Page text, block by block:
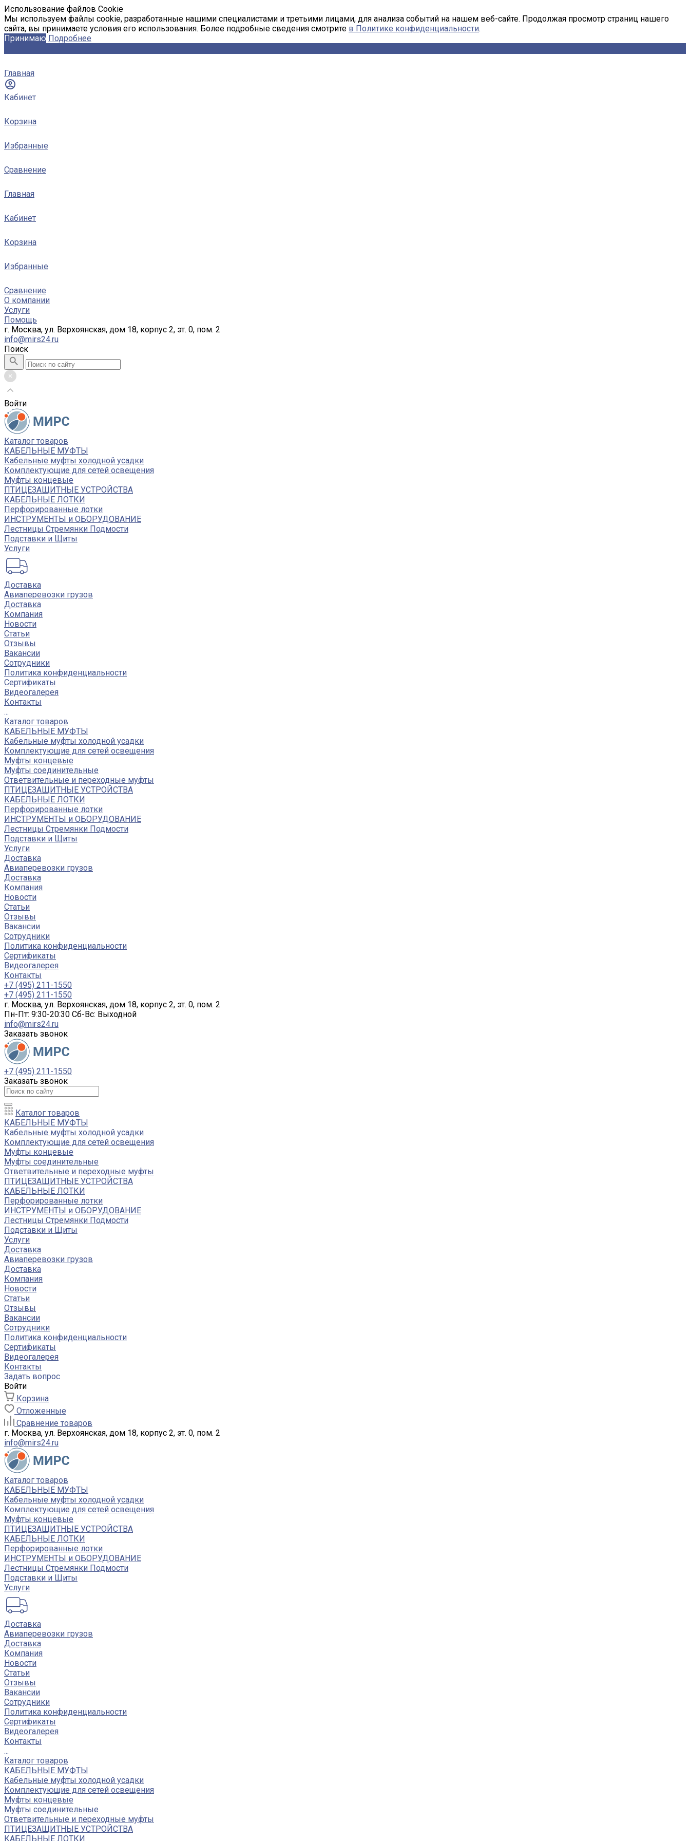
Использование файлов Cookie
Мы используем файлы cookie, разработанные нашими специалистами и третьими лицами, для анализа событий на нашем веб-сайте. Продолжая просмотр страниц нашего
сайта, вы принимаете условия его использования. Более подробные сведения смотрите в Политике конфиденциальности.
Принимаю Подробнее
Главная
Кабинет
Корзина
Избранные
Сравнение
Главная
Кабинет
Корзина
Избранные
Сравнение
О компании
Услуги
Помощь
г. Москва, ул. Верхоянская, дом 18, корпус 2, эт. 0, пом. 2
info@mirs24.ru
Поиск
Войти
Каталог товаров
КАБЕЛЬНЫЕ МУФТЫ
Кабельные муфты холодной усадки
Комплектующие для сетей освещения
Муфты концевые
ПТИЦЕЗАЩИТНЫЕ УСТРОЙСТВА
КАБЕЛЬНЫЕ ЛОТКИ
Перфорированные лотки
ИНСТРУМЕНТЫ и ОБОРУДОВАНИЕ
Лестницы Стремянки Подмости
Подставки и Щиты
Услуги
Доставка
Авиаперевозки грузов
Доставка
Компания
Новости
Статьи
Отзывы
Вакансии
Сотрудники
Политика конфиденциальности
Сертификаты
Видеогалерея
Контакты
...
Каталог товаров
КАБЕЛЬНЫЕ МУФТЫ
Кабельные муфты холодной усадки
Комплектующие для сетей освещения
Муфты концевые
Муфты соединительные
Ответвительные и переходные муфты
ПТИЦЕЗАЩИТНЫЕ УСТРОЙСТВА
КАБЕЛЬНЫЕ ЛОТКИ
Перфорированные лотки
ИНСТРУМЕНТЫ и ОБОРУДОВАНИЕ
Лестницы Стремянки Подмости
Подставки и Щиты
Услуги
Доставка
Авиаперевозки грузов
Доставка
Компания
Новости
Статьи
Отзывы
Вакансии
Сотрудники
Политика конфиденциальности
Сертификаты
Видеогалерея
Контакты
+7 (495) 211-1550
+7 (495) 211-1550
г. Москва, ул. Верхоянская, дом 18, корпус 2, эт. 0, пом. 2
Пн-Пт: 9:30-20:30 Cб-Вс: Выходной
info@mirs24.ru
Заказать звонок
+7 (495) 211-1550
Заказать звонок
Каталог товаров
КАБЕЛЬНЫЕ МУФТЫ
Кабельные муфты холодной усадки
Комплектующие для сетей освещения
Муфты концевые
Муфты соединительные
Ответвительные и переходные муфты
ПТИЦЕЗАЩИТНЫЕ УСТРОЙСТВА
КАБЕЛЬНЫЕ ЛОТКИ
Перфорированные лотки
ИНСТРУМЕНТЫ и ОБОРУДОВАНИЕ
Лестницы Стремянки Подмости
Подставки и Щиты
Услуги
Доставка
Авиаперевозки грузов
Доставка
Компания
Новости
Статьи
Отзывы
Вакансии
Сотрудники
Политика конфиденциальности
Сертификаты
Видеогалерея
Контакты
Задать вопрос
Войти
Корзина
Отложенные
Сравнение товаров
г. Москва, ул. Верхоянская, дом 18, корпус 2, эт. 0, пом. 2
info@mirs24.ru
Каталог товаров
КАБЕЛЬНЫЕ МУФТЫ
Кабельные муфты холодной усадки
Комплектующие для сетей освещения
Муфты концевые
ПТИЦЕЗАЩИТНЫЕ УСТРОЙСТВА
КАБЕЛЬНЫЕ ЛОТКИ
Перфорированные лотки
ИНСТРУМЕНТЫ и ОБОРУДОВАНИЕ
Лестницы Стремянки Подмости
Подставки и Щиты
Услуги
Доставка
Авиаперевозки грузов
Доставка
Компания
Новости
Статьи
Отзывы
Вакансии
Сотрудники
Политика конфиденциальности
Сертификаты
Видеогалерея
Контакты
...
Каталог товаров
КАБЕЛЬНЫЕ МУФТЫ
Кабельные муфты холодной усадки
Комплектующие для сетей освещения
Муфты концевые
Муфты соединительные
Ответвительные и переходные муфты
ПТИЦЕЗАЩИТНЫЕ УСТРОЙСТВА
КАБЕЛЬНЫЕ ЛОТКИ